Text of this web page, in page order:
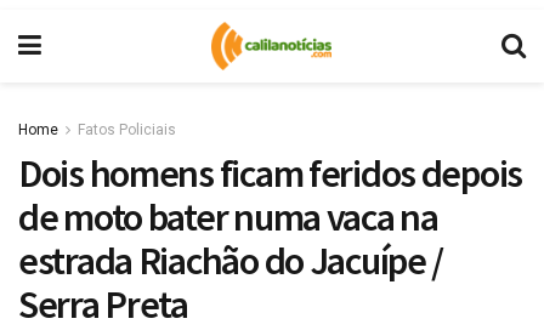
Home Fatos Policiais
Dois homens ficam feridos depois
de moto bater numa vaca na
estrada Riachão do Jacuípe /
Serra Preta